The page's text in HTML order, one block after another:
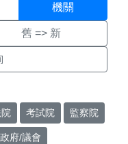
機關
舊 => 新
考試院 監察院
府/議會